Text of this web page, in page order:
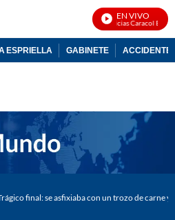
EN VIVO
Noticias Caracol En
ESPRIELLA GABINETE ACCIDENTE
final: se asfixiaba con un trozo de carne